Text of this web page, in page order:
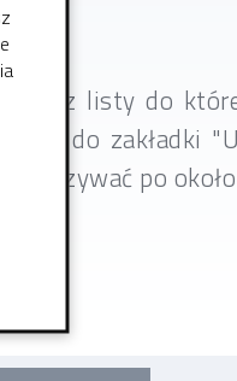
z listy do
do zakładki
po